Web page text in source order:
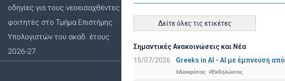
οδηγίες για τους νεοεισαχθέντες
φοιτητές στο Τμήμα Επιστήμης
Υπολογιστών του ακαδ. έτους
2026-27
Δείτε όλες τις ετικέτες
Σημαντικές Ανακοινώσεις και Νέα
15/07/2026
Greeks in AI - ΑΙ με έμπνευση
#Διακρίσεις #Εκδηλώσεις